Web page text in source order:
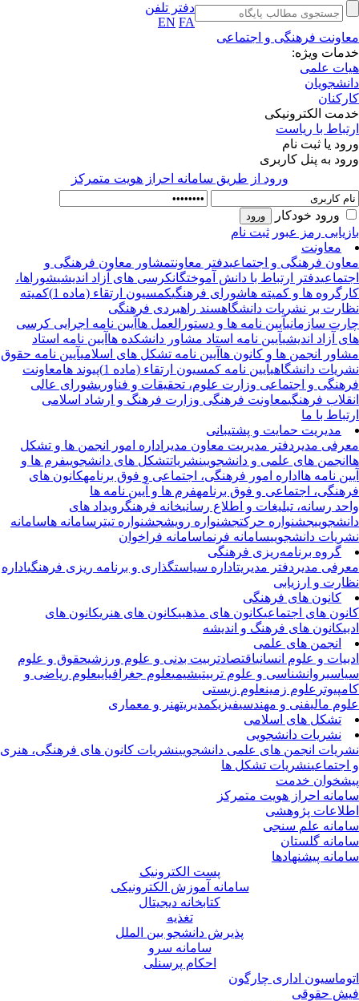
دفتر تلفن
EN FA
فرهنگی و اجتماعی
ویژه:
علمی
الکترونیکی
با ریاست
یا ثبت نام
به پنل کاربری
ورود از طريق سامانه احراز هويت متمركز
ورود خودکار
رمز عبور ثبت نام
معاونت
فرهنگی و اجتماعیدفتر معاونتمشاور معاون فرهنگی و
دفتر ارتباط با دانش آموختگانکرسی های آزاد اندیشیشوراها،
ها و کمیته هاشورای فرهنگیکمسیون ارتقاء (ماده 1)
کمیته
بر نشریات دانشگاهسند راهبردی فرهنگی
سازمانیآیین نامه ها و دستورالعمل هاآیین نامه اجرایی کرسی
آزاد اندیشیآیین نامه استاد مشاور دانشکده هاآیین نامه استاد
انجمن ها و کانون هاآیین نامه تشکل های اسلامیآیین نامه حقوق
دانشگاهیآیین نامه کمسیون ارتقاء (ماده 1) پیوند هامعاونت
و اجتماعی وزارت علوم، تحقیقات و فناوریشورای عالی
فرهنگیمعاونت فرهنگی وزارت فرهنگ و ارشاد اسلامی
با ما
مدیریت حمایت و پشتیبانی
مدیردفتر مدیریتمعاون مدیراداره امور انجمن ها و تشکل
انجمن های علمی و دانشجویینشریاتتشکل های دانشجوییفرم ها و
نامه هااداره امور فرهنگی، اجتماعی و فوق برنامهکانون های
اجتماعی و فوق برنامهفرم ها و آیین نامه ها
رسانه، تبلیغات و اطلاع رسانیخانه فرهنگرویداد های
جشنواره حرکتجشنواره رویشجشنواره تیترسامانه هاسامانه
دانشجوییسامانه فرنماسامانه فراخوان
گروه برنامه‌ریزی فرهنگی
مدیردفتر مدیریت اداره سیاستگذاری و برنامه ریزی فرهنگیاداره
و ارزیابی
کانون های فرهنگی
های اجتماعیکانون های مذهبیکانون های هنریکانون های
کانون های فرهنگ و اندیشه
انجمن های علمی
و علوم انسانیاقتصادتربیت بدنی و علوم ورزشیحقوق و علوم
روانشناسی و علوم تربیتیشیمیعلوم جغرافیاییعلوم ریاضی و
علوم زمینعلوم زیستی
مالیفنی و مهندسیفیزیکمدیریت هنر و معماری
تشکل های اسلامی
نشریات دانشجویی
انجمن های علمی دانشجویینشریات کانون های فرهنگی، هنری
نشریات تشکل ها
خدمت
احراز هویت متمرکز
پژوهشی
علم سنجی
گلستان
پیشنهادها
پست الکترونیک
سامانه آموزش الکترونیکی
کتابخانه دیجیتال
تغذیه
پذیرش دانشجو بین الملل
سامانه سرو
احکام پرسنلی
اداری چارگون
حقوقی